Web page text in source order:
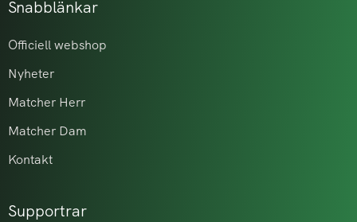
Snabblänkar
Officiell webshop
Nyheter
Matcher Herr
Matcher Dam
Kontakt
Supportrar